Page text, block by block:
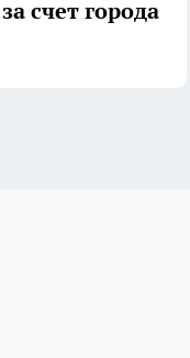
счет города